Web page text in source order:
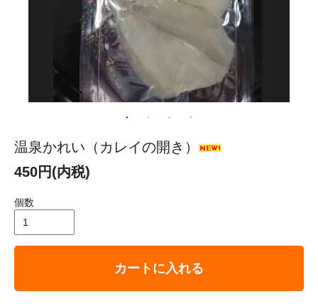
温泉かれい（カレイの開き）
450円(内税)
個数
カートに入れる